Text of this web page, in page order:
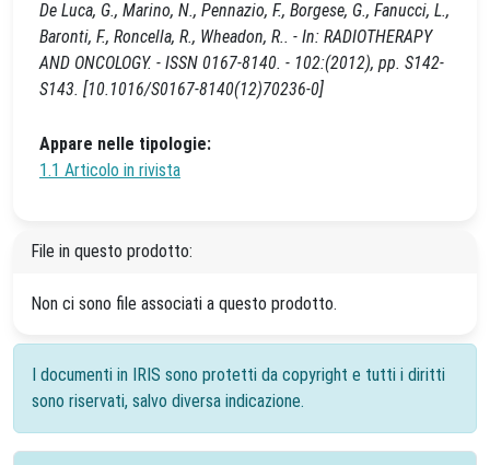
De Luca, G., Marino, N., Pennazio, F., Borgese, G., Fanucci, L.,
Baronti, F., Roncella, R., Wheadon, R.. - In: RADIOTHERAPY
AND ONCOLOGY. - ISSN 0167-8140. - 102:(2012), pp. S142-
S143. [10.1016/S0167-8140(12)70236-0]
Appare nelle tipologie:
1.1 Articolo in rivista
File in questo prodotto:
Non ci sono file associati a questo prodotto.
I documenti in IRIS sono protetti da copyright e tutti i diritti
sono riservati, salvo diversa indicazione.